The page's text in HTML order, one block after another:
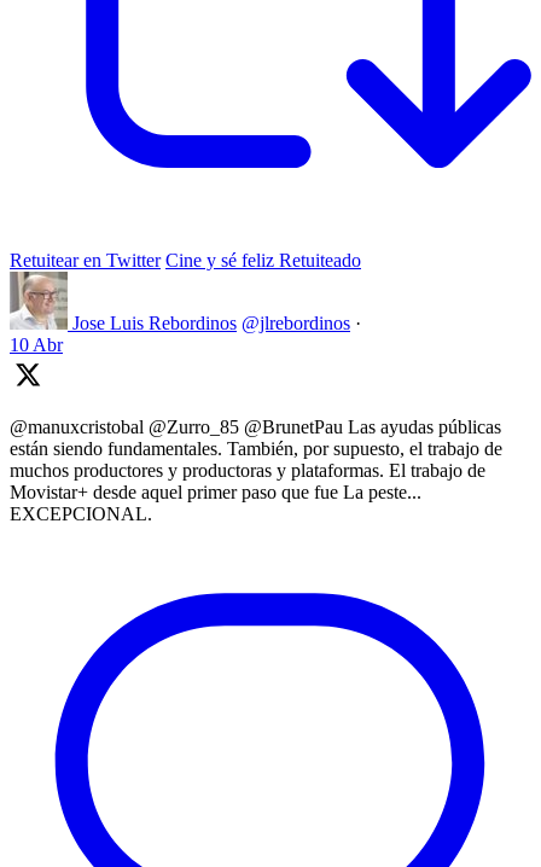
Retuitear en Twitter Cine y sé feliz Retuiteado
Jose Luis Rebordinos @jlrebordinos ·
10 Abr
@manuxcristobal @Zurro_85 @BrunetPau Las ayudas públicas
están siendo fundamentales. También, por supuesto, el trabajo de
muchos productores y productoras y plataformas. El trabajo de
Movistar+ desde aquel primer paso que fue La peste...
EXCEPCIONAL.